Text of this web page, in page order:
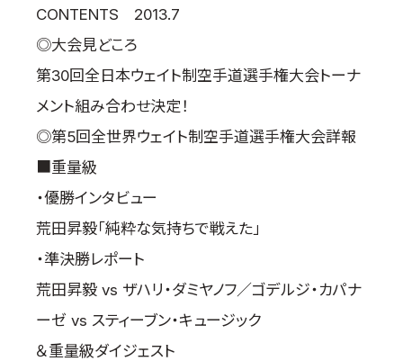
国際空手道連盟について
本部からのお知らせ
支部からのお知らせ
公式大会
入門のご案内
一般の部・壮年部の方
会員制度
CONTENTS 2013.7
◎大会見どころ
第30回全日本ウェイト制空手道選手権大会トーナ
メント組み合わせ決定！
◎第5回全世界ウェイト制空手道選手権大会詳報
■重量級
・優勝インタビュー
荒田昇毅「純粋な気持ちで戦えた」
・準決勝レポート
荒田昇毅 vs ザハリ・ダミヤノフ／ゴデルジ・カパナ
ーゼ vs スティーブン・キュージック
＆重量級ダイジェスト